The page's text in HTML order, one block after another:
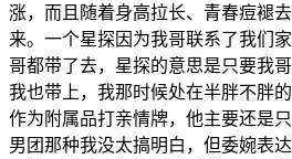
涨，而且随着身高拉长、青春痘褪
来。一个星探因为我哥联系了我们
哥都带了去，星探的意思是只要我
我也带上，我那时候处在半胖不胖
作为附属品打亲情牌，他主要还是
男团那种我没太搞明白，但委婉表